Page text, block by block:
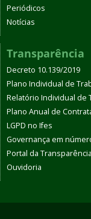
Periódicos
Notícias
Transparência
Decreto 10.139/2019
Plano Individual de
Relatório Individual de
Plano Anual de
LGPD no Ifes
Governança em
Portal da Transparência
Ouvidoria